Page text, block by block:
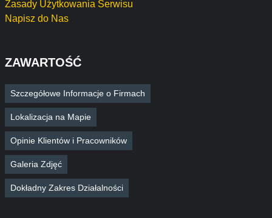
Zasady Użytkowania Serwisu
Napisz do Nas
ZAWARTOŚĆ
Szczegółowe Informacje o Firmach
Lokalizacja na Mapie
Opinie Klientów i Pracowników
Galeria Zdjęć
Dokładny Zakres Działalności